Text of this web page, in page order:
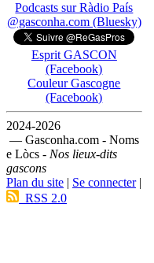
Podcasts sur Ràdio País
@gasconha.com (Bluesky)
Esprit GASCON
(Facebook)
Couleur Gascogne
(Facebook)
2024-2026
— Gasconha.com - Noms
e Lòcs - Nos lieux-dits
gascons
Plan du site | Se connecter|
RSS 2.0